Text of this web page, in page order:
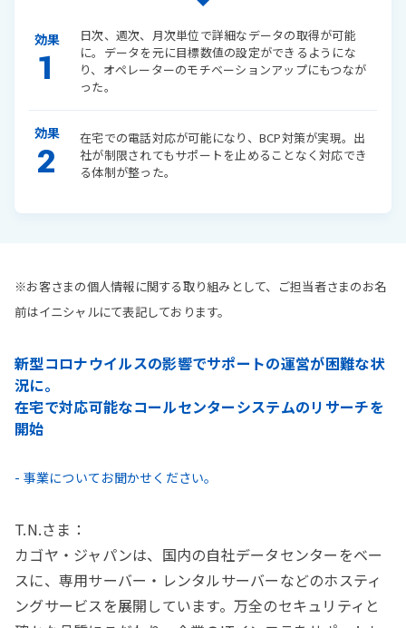
効果
1
日次、週次、月次単位で詳細なデータの取得が可能
に。データを元に目標数値の設定ができるようにな
り、オペレーターのモチベーションアップにもつなが
った。
効果
2
在宅での電話対応が可能になり、BCP対策が実現。出
社が制限されてもサポートを止めることなく対応でき
る体制が整った。
※お客さまの個人情報に関する取り組みとして、ご担当者さまのお名
前はイニシャルにて表記しております。
新型コロナウイルスの影響でサポートの運営が困難な状
況に。
在宅で対応可能なコールセンターシステムのリサーチを
開始
- 事業についてお聞かせください。
T.N.さま：
カゴヤ・ジャパンは、国内の自社データセンターをベー
スに、専用サーバー・レンタルサーバーなどのホスティ
ングサービスを展開しています。万全のセキュリティと